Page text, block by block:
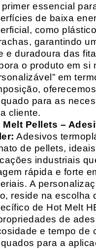
primer essencial
de baixa
como
garantindo
e duradoura das
o produto em si
em
para as
cliente.
Melt Pellets –
Adesivos
de pellets,
industriais
rápida e forte
A
reside na escolha
de Hot Melt
de
e tempo de
para a